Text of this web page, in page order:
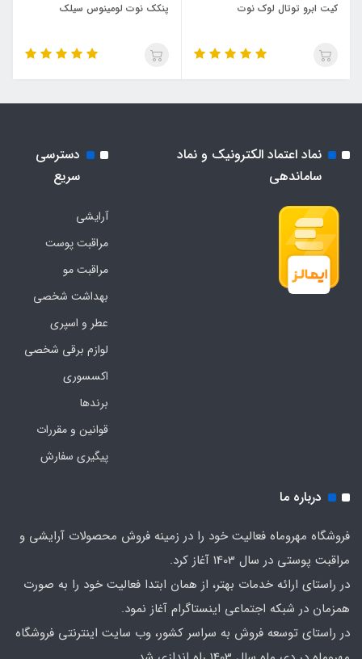
کیت ابرو توتال لوک نوت پنکک نوت لومینوس سیلک
نماد اعتماد الکترونیک و نماد
ساماندهی
دسترسی
سریع
آرایشی
مراقبت پوست
مراقبت مو
بهداشت شخصی
عطر و اسپری
لوازم برقی شخصی
اکسسوری
برندها
قوانین و مقررات
پیگیری سفارش
درباره ما
فروشگاه مهروماه فعالیت خود را در زمینه فروش محصولات آرایشی و
مراقبت پوستی در سال 1403 آغاز کرد.
در راستای ارائه خدمات بهتر، از همان ابتدا فعالیت خود را به صورت
همزمان در شبکه اجتماعی اینستاگرام آغاز نمود.
در راستای توسعه فروش به سراسر کشور، وب سایت اینترنتی فروشگاه